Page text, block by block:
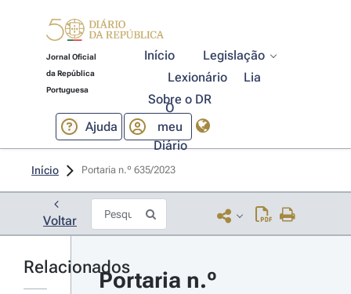
Jornal Oficial
da República
Portuguesa
Início
Legislação
Lexionário
Lia
Sobre o DR
Ajuda
O
meu
Diário
Início Portaria n.º 635/2023
Voltar
Relacionados
Portaria n.º